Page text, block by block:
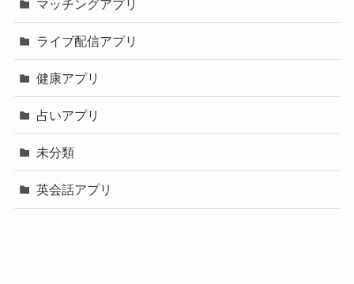
マッチングアプリ
ライブ配信アプリ
健康アプリ
占いアプリ
未分類
英会話アプリ